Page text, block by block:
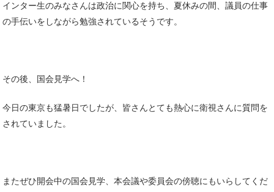
インター生のみなさんは政治に関心を持ち、夏休みの間、議員の仕事
の手伝いをしながら勉強されているそうです。
その後、国会見学へ！
今日の東京も猛暑日でしたが、皆さんとても熱心に衛視さんに質問を
されていました。
またぜひ開会中の国会見学、本会議や委員会の傍聴にもいらしてくだ